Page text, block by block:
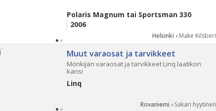
Polaris Magnum tai Sportsman 330
2006
Helsinki › Make Kilsberi
Muut varaosat ja tarvikkeet
Mönkijän varaosat ja tarvikkeet Linq laatikon
kansi
Linq
Rovaniemi › Sakari hyytinen